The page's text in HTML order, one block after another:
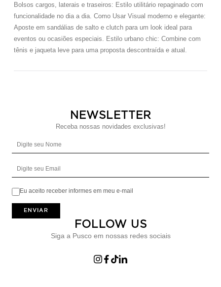
Bolsos cargos, laterais e traseiros: Estilo utilitário repaginado com
funcionalidade no dia a dia. Como Usar Visual moderno e elegante:
Aposte em sandálias de salto e clutch para um look ideal para
eventos ou ocasiões especiais. Estilo urbano chic: Combine com
tênis e jaqueta leve para uma proposta descontraída e atual.
NEWSLETTER
Receba nossas novidades exclusivas!
Eu aceito receber informes em meu e-mail
ENVIAR
FOLLOW US
Siga a Pusco em nossas redes sociais